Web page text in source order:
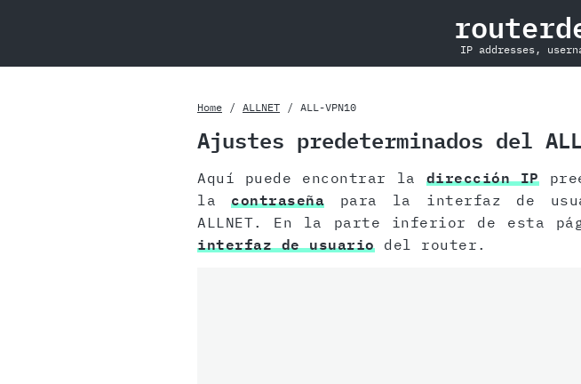
IP addresses,
Home ALLNET ALL-VPN10
Ajustes predeterminados del
Aquí puede encontrar la dirección IP
lacontraseña para la interfaz de
ALLNET. En la parte inferior de esta
interfaz de usuariodel router.